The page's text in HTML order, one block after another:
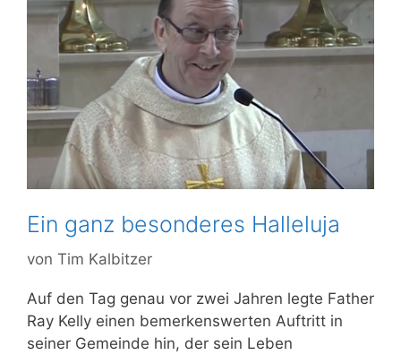
Ein ganz besonderes Halleluja
von Tim Kalbitzer
Auf den Tag genau vor zwei Jahren legte Father
Ray Kelly einen bemerkenswerten Auftritt in
seiner Gemeinde hin, der sein Leben